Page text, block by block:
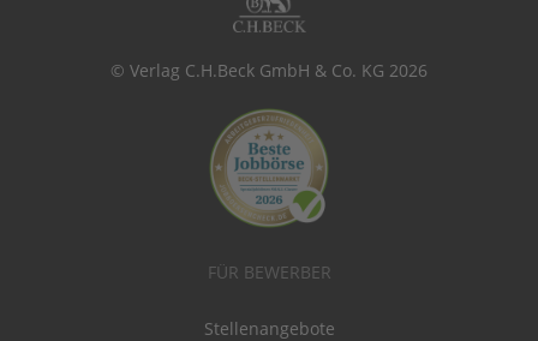
© Verlag C.H.Beck GmbH & Co. KG 2026
FÜR BEWERBER
Stellenangebote